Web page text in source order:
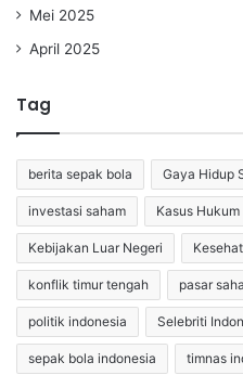
Mei 2025
April 2025
Tag
berita sepak bola Gaya Hidup
investasi saham Kasus Hukum
Kebijakan Luar Negeri
konflik timur tengah pasar
politik indonesia Selebriti
sepak bola indonesia timnas